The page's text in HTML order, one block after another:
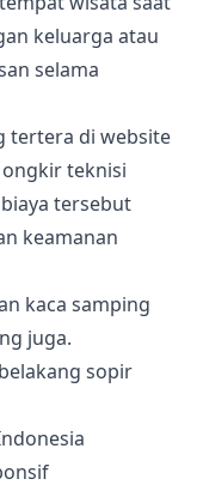
keluarga atau
selama
tertera di website
teknisi
tersebut
keamanan
kaca samping
juga.
sopir